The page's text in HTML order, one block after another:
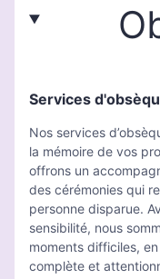
Services
Nos services
la mémoire de vos
offrons un
des cérémonies qui
personne disparue.
sensibilité, nous
moments difficiles,
complète et